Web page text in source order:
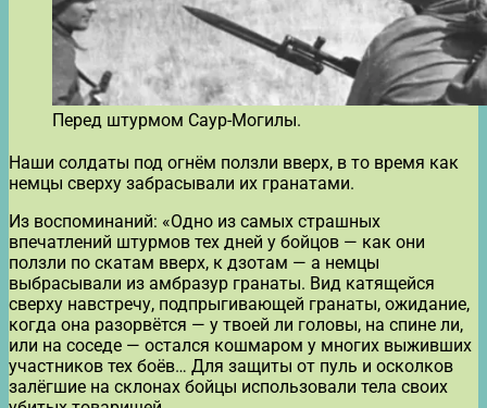
Перед штурмом Саур-Могилы.
Наши солдаты под огнём ползли вверх, в то время как
немцы сверху забрасывали их гранатами.
Из воспоминаний: «Одно из самых страшных
впечатлений штурмов тех дней у бойцов — как они
ползли по скатам вверх, к дзотам — а немцы
выбрасывали из амбразур гранаты. Вид катящейся
сверху навстречу, подпрыгивающей гранаты, ожидание,
когда она разорвётся — у твоей ли головы, на спине ли,
или на соседе — остался кошмаром у многих выживших
участников тех боёв… Для защиты от пуль и осколков
залёгшие на склонах бойцы использовали тела своих